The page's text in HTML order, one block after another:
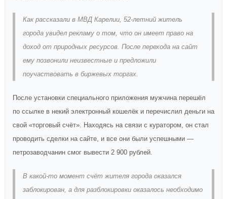
Как рассказали в МВД Карелии, 52-летний житель
города увидел рекламу о том, что он имеет право на
доход от природных ресурсов. После перехода на сайт
ему позвонили неизвестные и предложили
поучаствовать в биржевых торгах.
После установки специального приложения мужчина перешёл
по ссылке в некий электронный кошелёк и перечислил деньги на
свой «торговый счёт». Находясь на связи с куратором, он стал
проводить сделки на сайте, и все они были успешными —
петрозаводчанин смог вывести 2 900 рублей.
В какой-то момент счёт жителя города оказался
заблокирован, а для разблокировки оказалось необходимо